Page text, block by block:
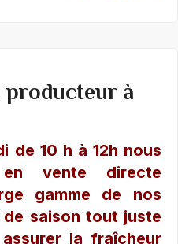
producteur à
de 10 h à 12h nous
vente directe
gamme de nos
saison tout juste
la fraîcheur